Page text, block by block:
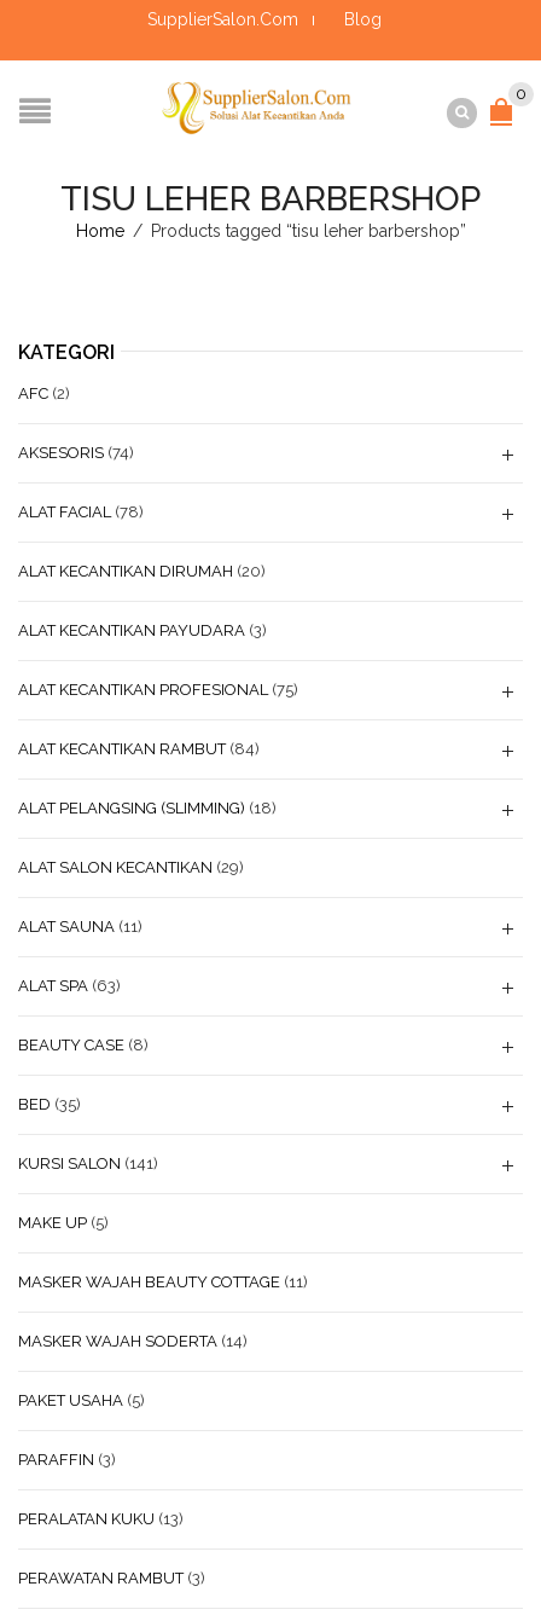
SupplierSalon.Com Blog
0
TISU LEHER BARBERSHOP
Home / Products tagged “tisu leher barbershop”
KATEGORI
AFC (2)
AKSESORIS (74)
ALAT FACIAL (78)
ALAT KECANTIKAN DIRUMAH (20)
ALAT KECANTIKAN PAYUDARA (3)
ALAT KECANTIKAN PROFESIONAL (75)
ALAT KECANTIKAN RAMBUT (84)
ALAT PELANGSING (SLIMMING) (18)
ALAT SALON KECANTIKAN (29)
ALAT SAUNA (11)
ALAT SPA (63)
BEAUTY CASE (8)
BED (35)
KURSI SALON (141)
MAKE UP (5)
MASKER WAJAH BEAUTY COTTAGE (11)
MASKER WAJAH SODERTA (14)
PAKET USAHA (5)
PARAFFIN (3)
PERALATAN KUKU (13)
PERAWATAN RAMBUT (3)